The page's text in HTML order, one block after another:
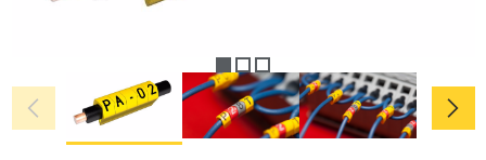
chevron_left chevron_right